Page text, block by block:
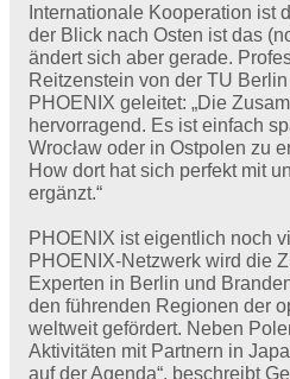
Internationale Kooperation ist
der Blick nach Osten ist das
ändert sich aber gerade.
Reitzenstein von der TU
PHOENIX geleitet: „Die
hervorragend. Es ist einfach
Wrocław oder in Ostpolen zu
How dort hat sich perfekt mit
ergänzt.“
PHOENIX ist eigentlich noch
PHOENIX-Netzwerk wird die
Experten in Berlin und
den führenden Regionen der
weltweit gefördert. Neben
Aktivitäten mit Partnern in
auf der Agenda“, beschreibt